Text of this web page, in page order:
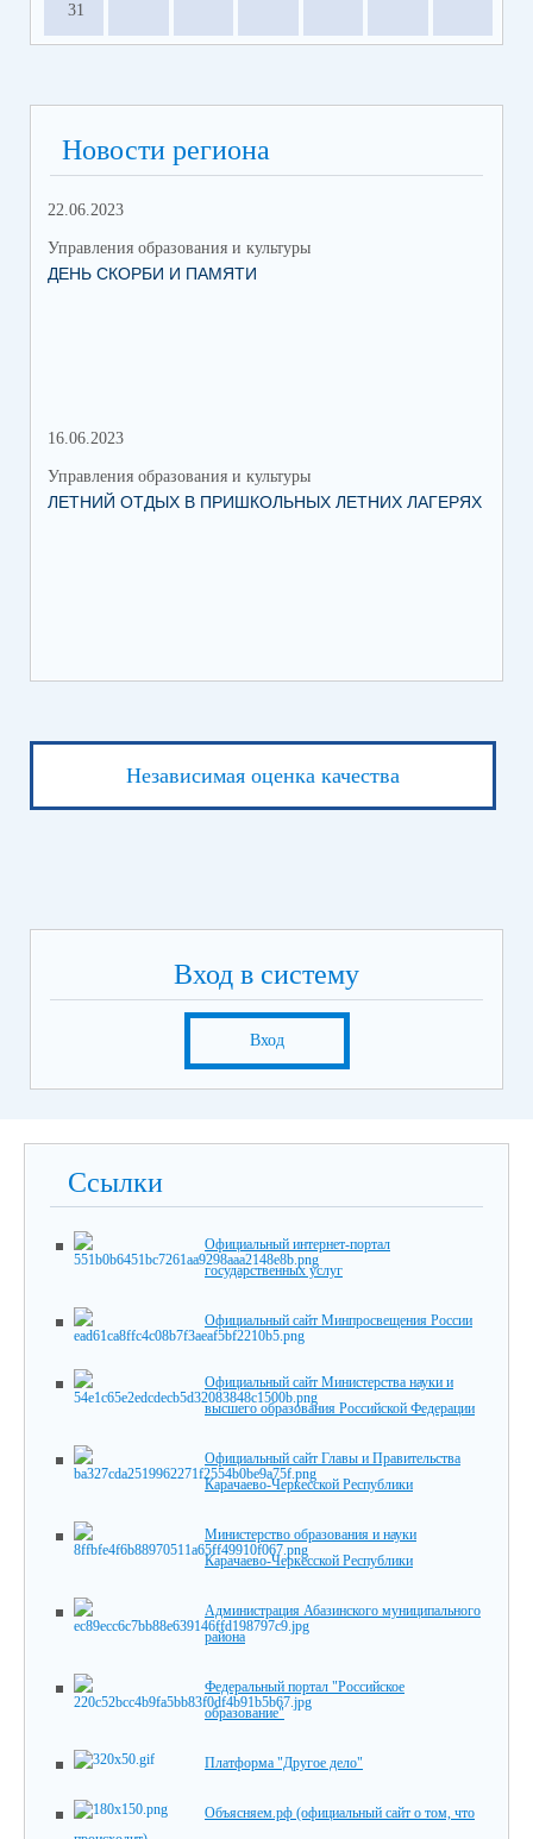
31
Новости региона
22.06.2023
Управления образования и культуры
ДЕНЬ СКОРБИ И ПАМЯТИ
16.06.2023
Управления образования и культуры
ЛЕТНИЙ ОТДЫХ В ПРИШКОЛЬНЫХ ЛЕТНИХ ЛАГЕРЯХ
Независимая оценка качества
Вход в систему
Вход
Ссылки
Официальный интернет-портал
государственных услуг
Официальный сайт Минпросвещения России
Официальный сайт Министерства науки и
высшего образования Российской Федерации
Официальный сайт Главы и Правительства
Карачаево-Черкесской Республики
Министерство образования и науки
Карачаево-Черкесской Республики
Администрация Абазинского муниципального
района
Федеральный портал "Российское
образование"
Платформа "Другое дело"
Объясняем.рф (официальный сайт о том, что